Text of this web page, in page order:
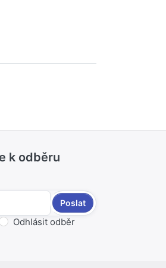
k odběru
Poslat
Odhlásit odběr